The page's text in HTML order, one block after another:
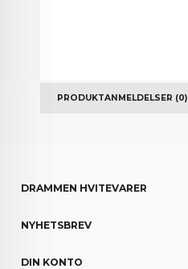
PRODUKTANMELDELSER (0)
DRAMMEN HVITEVARER
NYHETSBREV
DIN KONTO